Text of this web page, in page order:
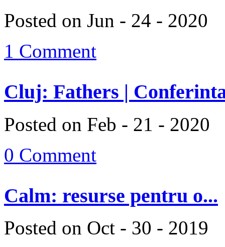
Posted on Jun - 24 - 2020
1 Comment
Cluj: Fathers |
Posted on Feb - 21 - 2020
0 Comment
Calm: resurse pentru o...
Posted on Oct - 30 - 2019